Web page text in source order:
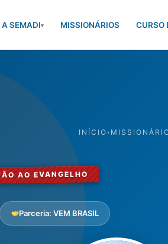
A SEMADI▾ MISSIONÁRIOS CURSO
INÍCIO ›
AO EVANGELHO
Parceria: VEM BRASIL